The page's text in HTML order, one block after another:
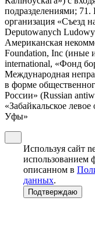
подразделениями; 71.
организация «Съезд
Deputowanych
Американская
Foundation, Inc (иные
international, «Фонд
Международная
в форме
России» (Russian
«Забайкальское
Уфы»
Используя сайт
использованием
описанном в
данных.
Подтверждаю